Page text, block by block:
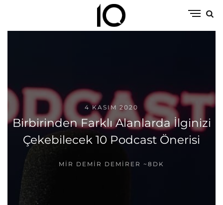
4 KASIM 2020
Birbirinden Farklı Alanlarda İlginizi
Çekebilecek 10 Podcast Önerisi
MIR DEMIR DEMIRER ~8DK